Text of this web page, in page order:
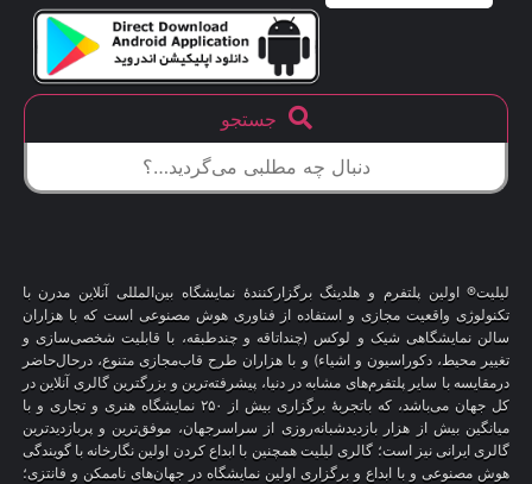
جستجو
لیلیت® اولین پلتفرم و هلدینگ برگزارکنندهٔ نمایشگاه بین‌المللی آنلاین مدرن با
تکنولوژی واقعیت مجازی و استفاده از فناوری هوش مصنوعی است که با هزاران
سالن نمایشگاهی شیک و لوکس (چنداتاقه و چندطبقه، با قابلیت شخصی‌سازی و
تغییر محیط، دکوراسیون و اشیاء) و با هزاران طرح قاب‌مجازی متنوع، درحال‌حاضر
درمقایسه با سایر پلتفرم‌های مشابه در دنیا، پیشرفته‌ترین و بزرگترین گالری آنلاین در
کل جهان می‌باشد، که باتجربهٔ برگزاری بیش از ۲۵۰ نمایشگاه هنری و تجاری و با
میانگین بیش از هزار بازدیدشبانه‌روزی از سراسرجهان، موفق‌ترین و پربازدیدترین
گالری ایرانی نیز است؛ گالری لیلیت همچنین با ابداع کردن اولین نگارخانه با گویندگی
هوش مصنوعی و با ابداع و برگزاری اولین نمایشگاه در جهان‌های ناممکن و فانتزی؛